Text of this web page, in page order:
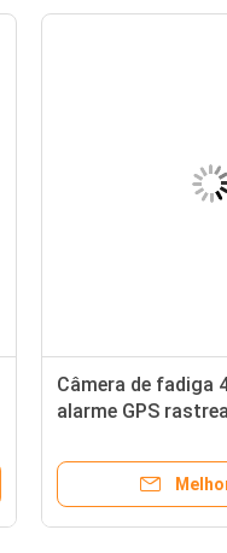
Câmera de fadiga
alarme GPS
integrado